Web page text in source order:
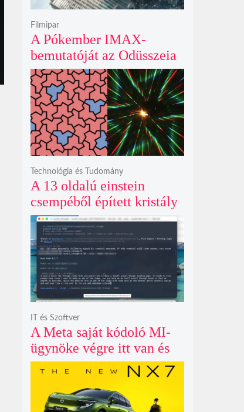
A Pókember IMAX-
bemutatóját az Odüsszeia
exkluzív vetítési
időszakának lejárta hozza
el
Filmipar
A 13 oldalú einstein
csempéből épített kristály
példátlanul forgó
csillagmintát vetít a fény
polarizációjától függően
Technológia és Tudomány
A Meta saját kódoló MI-
ügynöke végre itt van és
nem fél belenyúlni a
IT és Szoftver